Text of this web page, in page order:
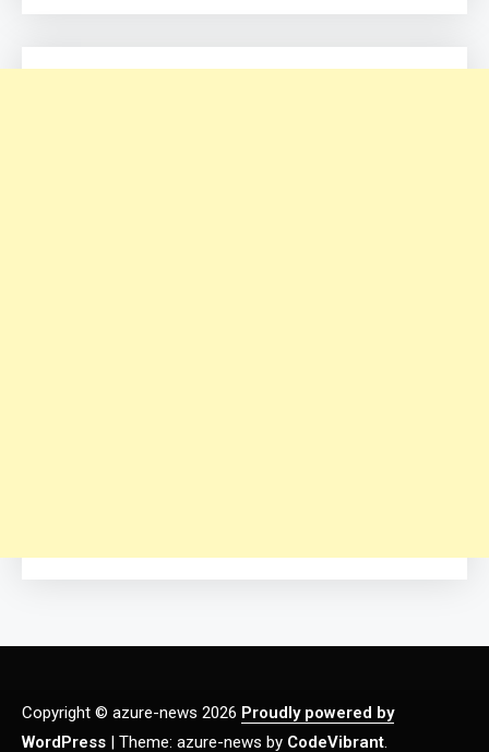
Copyright © azure-news 2026 Proudly powered by
WordPress | Theme: azure-news by CodeVibrant.